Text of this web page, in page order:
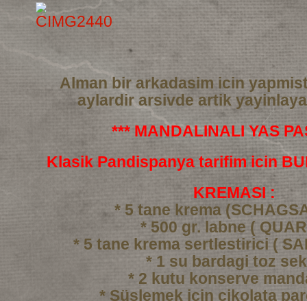
Alman bir arkadasim icin
aylardir arsivde artik
*** MANDALINALI YAS
Klasik Pandispanya tarifim icin
KREMASI :
* 5 tane krema
* 500 gr. labne (
* 5 tane krema sertlestirici (
* 1 su bardagi toz
* 2 kutu konserve
* Süslemek icin cikolata